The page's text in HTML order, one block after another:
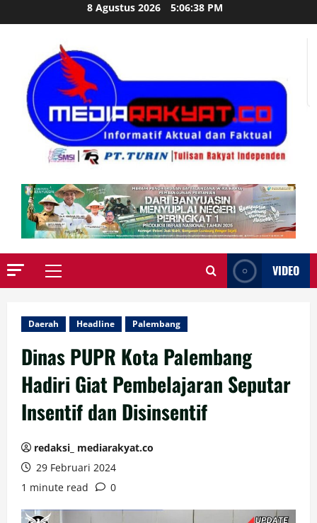
to
8 Agustus 2026 5:06:40 PM
Primary
VIDEO
Daerah Headline Palembang
Dinas PUPR Kota Palembang
Hadiri Giat Pembelajaran Seputar
Insentif dan Disinsentif
redaksi_ mediarakyat.co
29 Februari 2024
1 minute read
0